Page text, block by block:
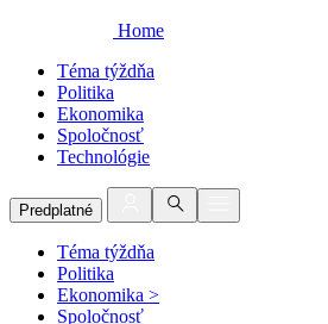
Home
Téma týždňa
Politika
Ekonomika
Spoločnosť
Technológie
Predplatné
Téma týždňa
Politika
Ekonomika >
Spoločnosť